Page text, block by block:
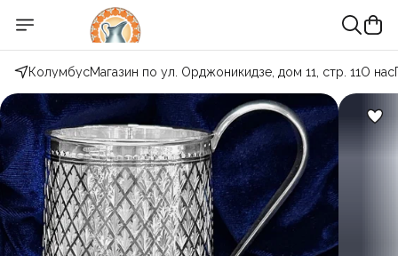
КолумбусМагазин по ул. Орджоникидзе, дом 11, стр. 11О нас